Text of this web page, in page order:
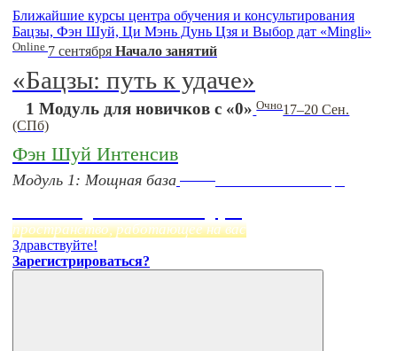
Ближайшие курсы центра обучения и консультирования
Бацзы, Фэн Шуй, Ци Мэнь Дунь Цзя и Выбор дат «Mingli»
Online 7 сентября Начало занятий
«Бацзы: путь к удаче»
1 Модуль для новичков с «0» Очно17–20 Сен.
(СПб)
Фэн Шуй Интенсив
Модуль 1: Мощная база
пространство, работающее на вас
Здравствуйте!
Зарегистрироваться?